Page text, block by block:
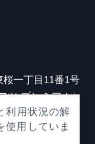
桜一丁目11番1号
ツ プレミアム）
利用状況の解
使用していま